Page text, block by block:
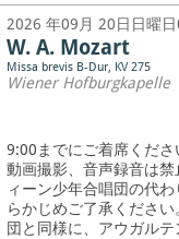
2026 年09月 20日日曜
W. A. Mozart
Missa brevis B-Dur, KV 275
Wiener Hofburgkapelle
9:00までにご着席くださ
動画撮影、音声録音は禁
ィーン少年合唱団の代
らかじめご了承くださ
団と同様に、アウガルテ